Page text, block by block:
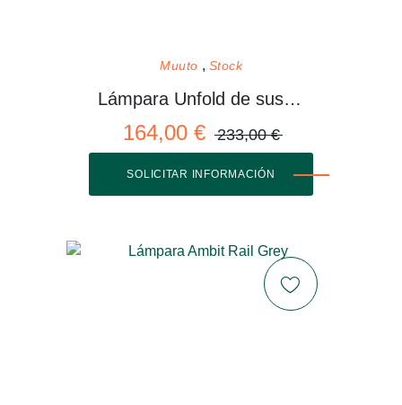
Muuto Stock
Lámpara Unfold de suspensión
164,00 € 233,00 €
SOLICITAR INFORMACIÓN